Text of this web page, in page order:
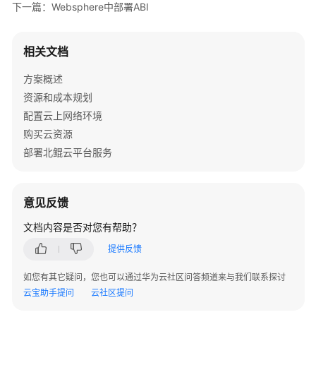
机
备
字
化
解
决
方
践
黑
造
云
下一篇：Websphere中部署ABI
相关文档
方案概述
资源和成本规划
配置云上网络环境
购买云资源
部署北鲲云平台服务
意见反馈
文档内容是否对您有帮助？
提供反馈
如您有其它疑问，您也可以通过华为云社区问答频道来与我们联系探讨
云宝助手提问
云社区提问